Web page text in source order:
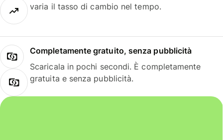
varia il tasso di cambio nel tempo.
Completamente gratuito, senza pubblicità
Scaricala in pochi secondi. È completamente
gratuita e senza pubblicità.